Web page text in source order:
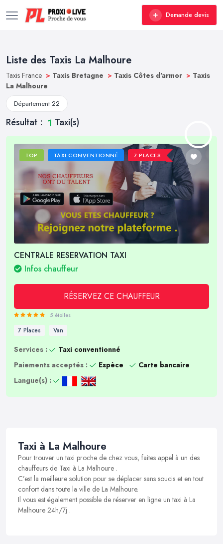
Demande devis
Liste des Taxis La Malhoure
Taxis France > Taxis Bretagne > Taxis Côtes d'armor > Taxis
La Malhoure
Département 22
Résultat : 1 Taxi(s)
TOP TAXI CONVENTIONNÉ 7 PLACES
CENTRALE RESERVATION TAXI
Infos chauffeur
RÉSERVEZ CE CHAUFFEUR
5 étoiles
7 Places Van
Services :
Taxi conventionné
Paiements acceptés :
Espèce
Carte bancaire
Langue(s) :
Taxi à La Malhoure
Pour trouver un taxi proche de chez vous, faites appel à un des
chauffeurs de Taxi à La Malhoure .
C’est la meilleure solution pour se déplacer sans soucis et en tout
confort dans toute la ville de La Malhoure.
Il vous est également possible de réserver en ligne un taxi à La
Malhoure 24h/7j .